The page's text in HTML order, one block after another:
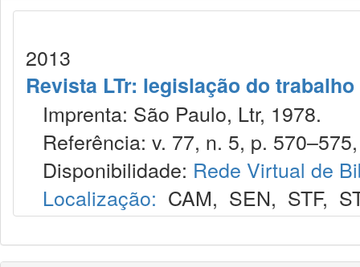
2013
Revista LTr: legislação do trabalho
Imprenta: São Paulo, Ltr, 1978.
Referência: v. 77, n. 5, p.
Disponibilidade: Rede Virtual de
Localização: CAM, SEN, STF,